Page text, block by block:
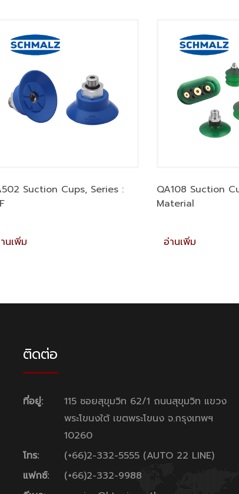
Suction Cups, Series :
นเพิ่ม
QA108 Suction
Material
อ่านเพิ่ม
ติดต่อ
ที่อยู่:
115 ซอยสุขุมวิท 62/1 ถนนสุขุมวิท แขวง
พระโขนงใต้ เขตพระโขนง จ.กรุงเทพฯ
10260
โทร:
(+66)2-332-5555 (AUTO 22 LINE)
แฟกซ์:
(+66)2-332-9988